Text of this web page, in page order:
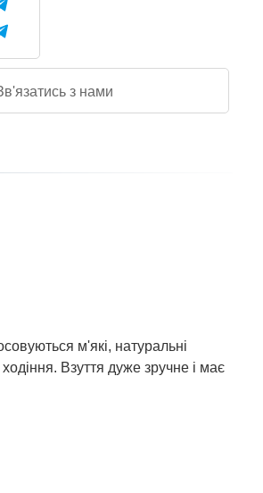
з нами
м'які, натуральні
Взуття дуже зручне і має